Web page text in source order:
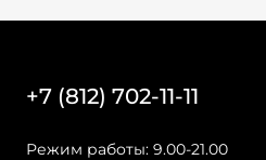
+7 (812) 702-11-11
Режим работы: 9.00-21.00